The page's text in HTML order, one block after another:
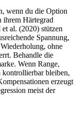
wenn du die Option
ihrem Härtegrad
al. (2020) stützen
Spannung,
ohne
Behandle die
Wenn Range,
kontrollierbar bleiben,
erzeugt
meist der